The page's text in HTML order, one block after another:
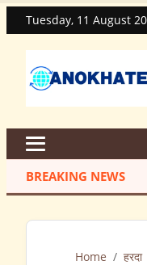
Tuesday, 11 August
BREAKING NEWS
Home / हरदा